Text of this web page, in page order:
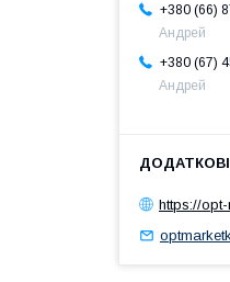
+380 (66)
Андрей
+380 (67)
Андрей
https://